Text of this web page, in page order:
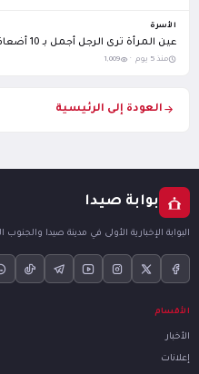
الأسرة
عين المرأة ترى الرجل أجمل بـ 10 أضعاف؟.. شائعة اجتاحت التواصل الاجتماعي
منذ 5 يوم · 1,009
العودة إلى الرئيسية
بوابة صيدا
البوابة الإخبارية الأولى في مدينة صيدا والجنوب
الأقسام
الأخبار
إعلانات